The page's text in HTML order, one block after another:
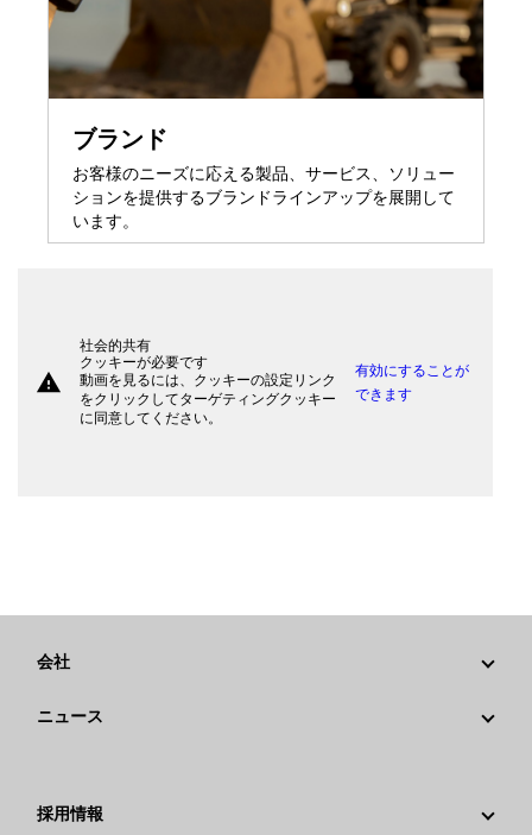
ブランド
お客様のニーズに応える製品、サービス、ソリュー
ションを提供するブランドラインアップを展開して
います。
warning
社会的共有
クッキーが必要です
動画を見るには、クッキーの設定リンク
をクリックしてターゲティングクッキー
に同意してください。
有効にすることが
できます
会社
ニュース
メディア情報
採用情報